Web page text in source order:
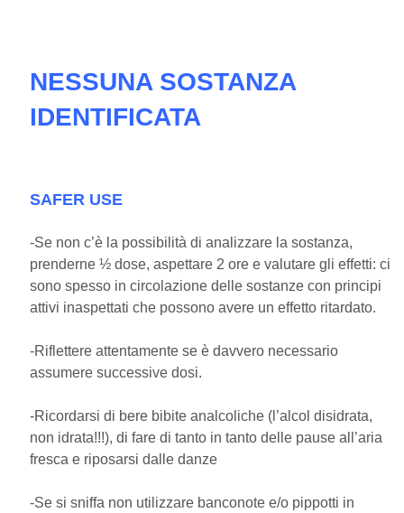
NESSUNA SOSTANZA
IDENTIFICATA
SAFER USE
-Se non c’è la possibilità di analizzare la sostanza,
prenderne ½ dose, aspettare 2 ore e valutare gli effetti: ci
sono spesso in circolazione delle sostanze con principi
attivi inaspettati che possono avere un effetto ritardato.
-Riflettere attentamente se è davvero necessario
assumere successive dosi.
-Ricordarsi di bere bibite analcoliche (l’alcol disidrata,
non idrata!!!), di fare di tanto in tanto delle pause all’aria
fresca e riposarsi dalle danze
-Se si sniffa non utilizzare banconote e/o pippotti in